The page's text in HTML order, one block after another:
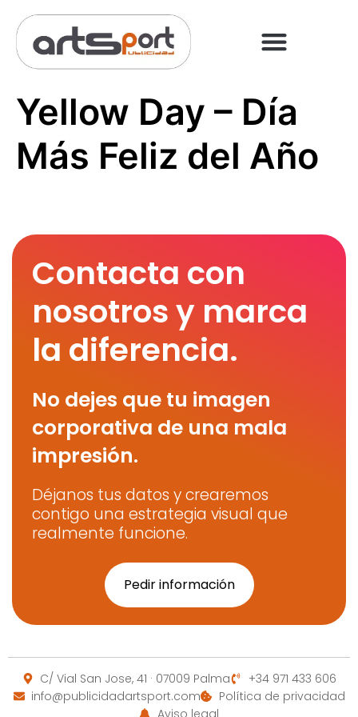
Yellow Day – Día
Más Feliz del Año
Contacta con
nosotros y marca
la diferencia.
No dejes que tu imagen
corporativa de una mala
impresión.
Déjanos tus datos y crearemos
contigo una estrategia visual que
realmente funcione.
Pedir información
C/ Vial San Jose, 41 · 07009 Palma
+34 971 433 606
info@publicidadartsport.com
Política de privacidad